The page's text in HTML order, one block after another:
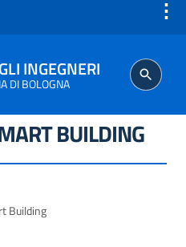
⋮
INGEGNERI
DI BOLOGNA
BUILDING
Building